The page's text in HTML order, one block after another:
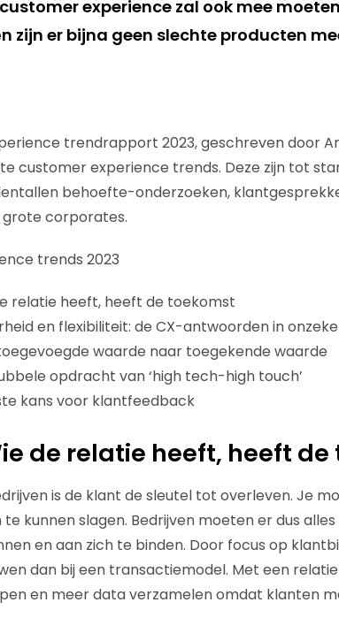
experience zal ook mee
zijn er bijna geen slechte producten
trendrapport 2023, geschreven door
customer experience trends. Deze zijn tot
behoefte-onderzoeken,
grote corporates.
trends 2023
relatie heeft, heeft de toekomst
en flexibiliteit: de CX-antwoorden in
waarde naar toegekende waarde
opdracht van ‘high tech-high touch’
kans voor klantfeedback
de relatie heeft, heeft
is de klant de sleutel tot overleven. Je
kunnen slagen. Bedrijven moeten er dus
en aan zich te binden. Door focus op
dan bij een transactiemodel. Met een
en meer data verzamelen omdat klanten